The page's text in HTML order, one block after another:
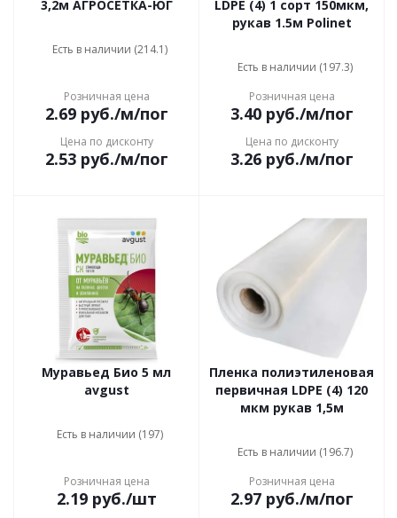
3,2м АГРОСЕТКА-ЮГ
Есть в наличии (214.1)
Розничная цена
2.69руб./м/пог
Цена по дисконту
2.53руб./м/пог
LDPE (4) 1 сорт 150мкм,
рукав 1.5м Polinet
Есть в наличии (197.3)
Розничная цена
3.40руб./м/пог
Цена по дисконту
3.26руб./м/пог
Муравьед Био 5 мл
avgust
Есть в наличии (197)
Розничная цена
2.19руб./шт
Пленка полиэтиленовая
первичная LDPE (4) 120
мкм рукав 1,5м
Есть в наличии (196.7)
Розничная цена
2.97руб./м/пог